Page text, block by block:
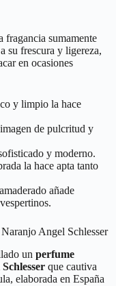
fragancia sumamente
su frescura y ligereza,
en ocasiones
y limpio la hace
de pulcritud y
y moderno.
la hace apta tanto
añade
Angel Schlesser
un perfume
que cautiva
elaborada en España